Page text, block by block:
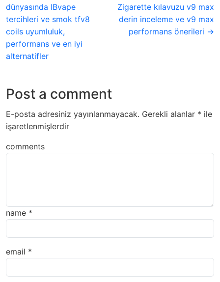
dünyasında IBvape
tercihleri ve smok tfv8
coils uyumluluk,
performans ve en iyi
alternatifler
Zigarette kılavuzu v9 max
derin inceleme ve v9 max
performans önerileri →
Post a comment
E-posta adresiniz yayınlanmayacak. Gerekli alanlar * ile
işaretlenmişlerdir
comments
name *
email *